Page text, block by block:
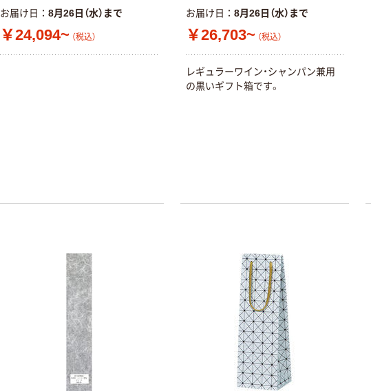
お届け日 8月26日（水）まで
￥24,094~ （税込）
お届け日 8月26日（水）まで
￥26,703~ （税込）
レギュラーワイン・シャンパン兼用
の黒いギフト箱です。